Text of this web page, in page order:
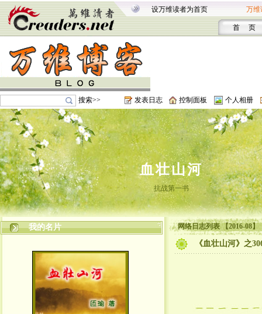
设万维读者为首页 万维
首 页
搜索>> 发表日志 控制面板 个人相册
血壮山河
抗战第一书
我的名片 网络日志列表 【2016-08】
《血壮山河》之